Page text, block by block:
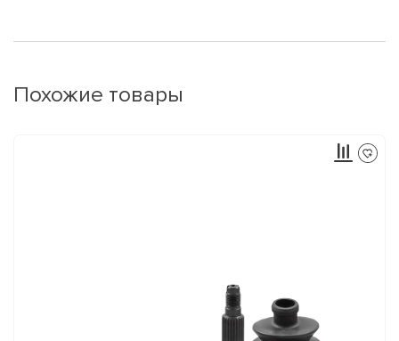
Похожие товары